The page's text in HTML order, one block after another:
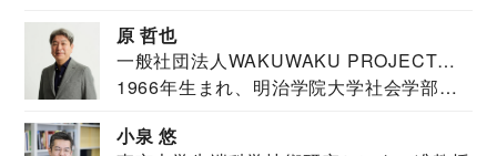
原 哲也
一般社団法人WAKUWAKU PROJECT
JAPAN代表・言語聴覚士・社会福祉士
1966年生まれ、明治学院大学社会学部福
小泉 悠